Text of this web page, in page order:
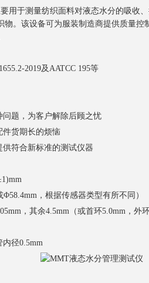
用于测量纺织面料对液态水分的吸收
物。该设备可为服装制造商提供质量控
2019及AATCC 195等
题，为客户解除后顾之忧
货期长的烦恼
符合新标准的测试仪器
，根据传感器类型有所不同）
，其余4.5mm（或首环5.0mm，外环
径0.5mm